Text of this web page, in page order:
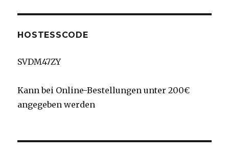
HOSTESSCODE
SVDM47ZY
Kann bei Online-Bestellungen unter 200€
angegeben werden